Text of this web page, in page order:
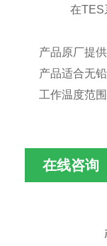
在TES系列
产品原厂提
产品适合无
工作温度范
在线咨询